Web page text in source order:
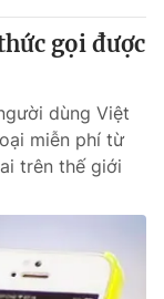
gọi được
dùng Việt
miễn phí từ
trên thế giới